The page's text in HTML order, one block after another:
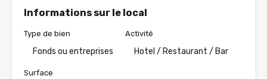
Informations sur le local
Type de bien
Fonds ou entreprises
Activité
Hotel / Restaurant / Bar
Surface